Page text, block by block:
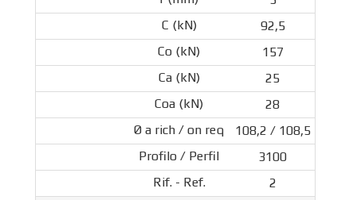
92,5
157
25
28
108,2 / 108,5
3100
2